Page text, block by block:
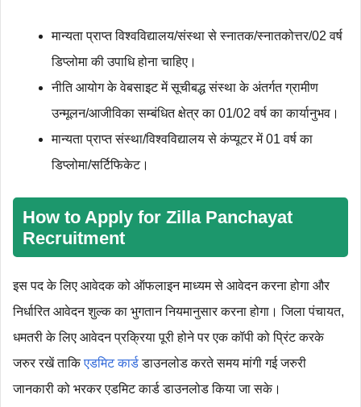
मान्यता प्राप्त विश्वविद्यालय/संस्था से स्नातक/स्नातकोत्तर/02 वर्ष
डिप्लोमा की उपाधि होना चाहिए।
नीति आयोग के वेबसाइट में सूचीबद्ध संस्था के अंतर्गत ग्रामीण
उन्मूलन/आजीविका सम्बंधित क्षेत्र का 01/02 वर्ष का कार्यानुभव।
मान्यता प्राप्त संस्था/विश्वविद्यालय से कंप्यूटर में 01 वर्ष का
डिप्लोमा/सर्टिफिकेट।
How to Apply for Zilla Panchayat
Recruitment
इस पद के लिए आवेदक को ऑफलाइन माध्‍यम से आवेदन करना होगा और
निर्धारित आवेदन शुल्‍क का भुगतान नियमानुसार करना होगा। जिला पंचायत,
धमतरी के लिए आवेदन प्रक्रिया पूरी होने पर एक कॉपी को प्रिंट करके
जरुर रखें ताकिएडमिट कार्डडाउनलोड करते समय मांगी गई जरुरी
जानकारी को भरकर एडमिट कार्ड डाउनलोड किया जा सके।